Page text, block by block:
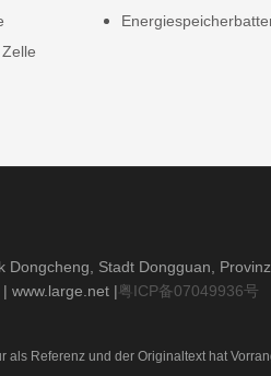
Stadt Dongguan,
www.large.net |粤ICP备07049936号
als Referenz und der Originaltext hat